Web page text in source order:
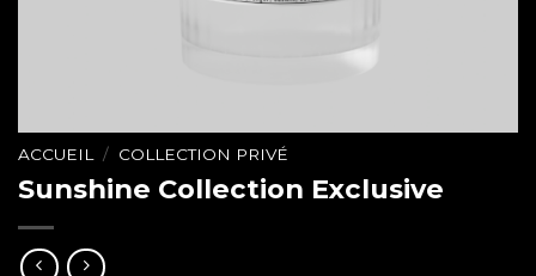
ACCUEIL / COLLECTION PRIVÉ
Sunshine Collection Exclusive